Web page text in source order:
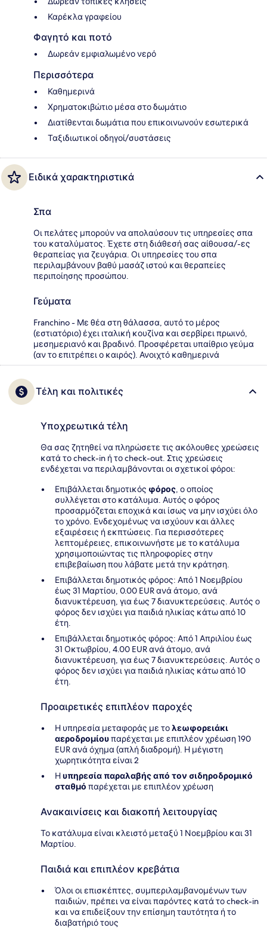
Καρέκλα γραφείου
Φαγητό και ποτό
Δωρεάν εμφιαλωμένο νερό
Περισσότερα
Καθημερινά
Χρηματοκιβώτιο μέσα στο δωμάτιο
Διατίθενται δωμάτια που επικοινωνούν εσωτερικά
Ταξιδιωτικοί οδηγοί/συστάσεις
Ειδικά χαρακτηριστικά
Σπα
Οι πελάτες μπορούν να απολαύσουν τις υπηρεσίες σπα
του καταλύματος. Έχετε στη διάθεσή σας αίθουσα/-ες
θεραπείας για ζευγάρια. Οι υπηρεσίες του σπα
περιλαμβάνουν βαθύ μασάζ ιστού και θεραπείες
περιποίησης προσώπου.
Γεύματα
Franchino - Με θέα στη θάλασσα, αυτό το μέρος
(εστιατόριο) έχει ιταλική κουζίνα και σερβίρει πρωινό,
μεσημεριανό και βραδινό. Προσφέρεται υπαίθριο γεύμα
(αν το επιτρέπει ο καιρός). Ανοιχτό καθημερινά
Τέλη και πολιτικές
Υποχρεωτικά τέλη
Θα σας ζητηθεί να πληρώσετε τις ακόλουθες χρεώσεις
κατά το check-in ή το check-out. Στις χρεώσεις
ενδέχεται να περιλαμβάνονται οι σχετικοί φόροι:
Επιβάλλεται δημοτικός φόρος, ο οποίος
συλλέγεται στο κατάλυμα. Αυτός ο φόρος
προσαρμόζεται εποχικά και ίσως να μην ισχύει όλο
το χρόνο. Ενδεχομένως να ισχύουν και άλλες
εξαιρέσεις ή εκπτώσεις. Για περισσότερες
λεπτομέρειες, επικοινωνήστε με το κατάλυμα
χρησιμοποιώντας τις πληροφορίες στην
επιβεβαίωση που λάβατε μετά την κράτηση.
Επιβάλλεται δημοτικός φόρος: Από 1 Νοεμβρίου
έως 31 Μαρτίου, 0.00 EUR ανά άτομο, ανά
διανυκτέρευση, για έως 7 διανυκτερεύσεις. Αυτός ο
φόρος δεν ισχύει για παιδιά ηλικίας κάτω από 10
έτη.
Επιβάλλεται δημοτικός φόρος: Από 1 Απριλίου έως
31 Οκτωβρίου, 4.00 EUR ανά άτομο, ανά
διανυκτέρευση, για έως 7 διανυκτερεύσεις. Αυτός ο
φόρος δεν ισχύει για παιδιά ηλικίας κάτω από 10
έτη.
Προαιρετικές επιπλέον παροχές
Η υπηρεσία μεταφοράς με τολεωφορειάκι
αεροδρομίουπαρέχεται με επιπλέον χρέωση 190
EUR ανά όχημα (απλή διαδρομή). Η μέγιστη
χωρητικότητα είναι 2
Ηυπηρεσία παραλαβής από τον σιδηροδρομικό
σταθμό παρέχεται με επιπλέον χρέωση
Ανακαινίσεις και διακοπή λειτουργίας
Το κατάλυμα είναι κλειστό μεταξύ 1 Νοεμβρίου και 31
Μαρτίου.
Παιδιά και επιπλέον κρεβάτια
Όλοι οι επισκέπτες, συμπεριλαμβανομένων των
παιδιών, πρέπει να είναι παρόντες κατά το check-in
και να επιδείξουν την επίσημη ταυτότητα ή το
διαβατήριό τους